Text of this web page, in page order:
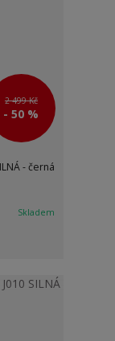
2 499 Kč
- 50 %
- černá
Skladem